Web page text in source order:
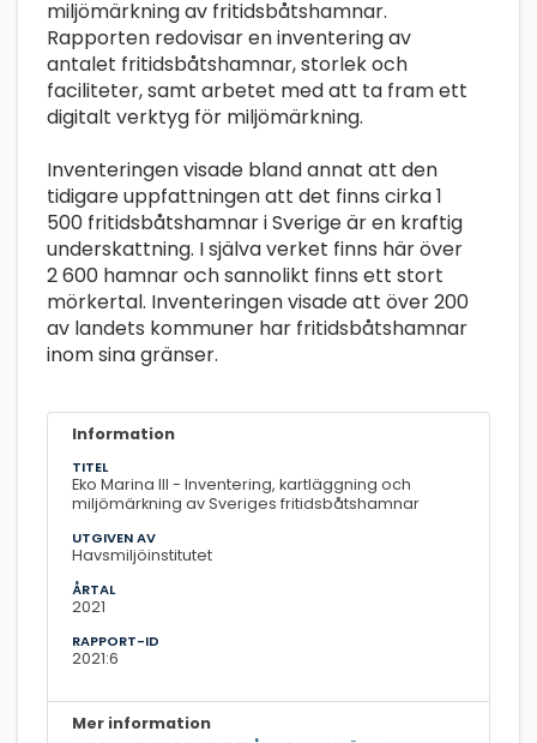
miljömärkning av fritidsbåtshamnar.
Rapporten redovisar en inventering av
antalet fritidsbåtshamnar, storlek och
faciliteter, samt arbetet med att ta fram ett
digitalt verktyg för miljömärkning.
Inventeringen visade bland annat att den
tidigare uppfattningen att det finns cirka 1
500 fritidsbåtshamnar i Sverige är en kraftig
underskattning. I själva verket finns här över
2 600 hamnar och sannolikt finns ett stort
mörkertal. Inventeringen visade att över 200
av landets kommuner har fritidsbåtshamnar
inom sina gränser.
Information
TITEL
Eko Marina III - Inventering, kartläggning och
miljömärkning av Sveriges fritidsbåtshamnar
UTGIVEN AV
Havsmiljöinstitutet
ÅRTAL
2021
RAPPORT-ID
2021:6
Mer information